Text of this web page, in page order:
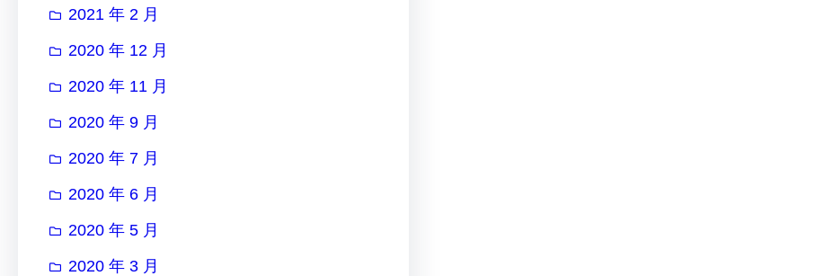
2021 年 2 月
2020 年 12 月
2020 年 11 月
2020 年 9 月
2020 年 7 月
2020 年 6 月
2020 年 5 月
2020 年 3 月